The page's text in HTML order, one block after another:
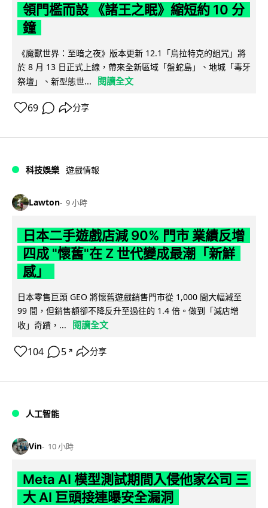
領門檻而設 《諸王之眠》縮短約 10 分
鐘
《魔獸世界：至暗之夜》版本更新 12.1「烏拉特克的詛咒」將
於 8 月 13 日正式上線，帶來全新區域「盤蛇島」、地城「毒牙
祭壇」、新型態世...
閱讀全文
69 分享
科技娛樂 遊戲情報
Lawton 9 小時
日本二手遊戲店減 90% 門市 業績反增
四成 "懷舊"在 Z 世代變成最潮「新鮮
感」
日本零售巨頭 GEO 將懷舊遊戲銷售門市從 1,000 間大幅減至
99 間，但銷售額卻不降反升至過往的 1.4 倍。做到「減店增
收」奇蹟，...
閱讀全文
104 5 ↗ 分享
人工智能
Vin 10 小時
Meta AI 模型測試期間入侵他家公司 三
大 AI 巨頭接連曝安全漏洞